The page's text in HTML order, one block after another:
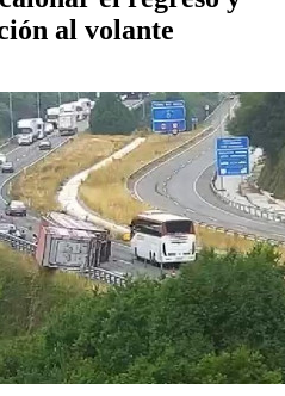
al volante